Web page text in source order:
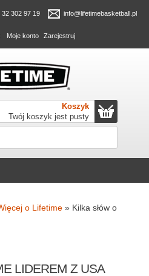
32 302 97 19 info@lifetimebasketball.pl
Moje konto Zarejestruj
Koszyk
Twój koszyk jest pusty
o Lifetime » Kilka słów o
LIDEREM Z USA